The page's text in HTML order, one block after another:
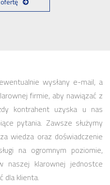
wysłany e-mail, a
firmie, aby nawiązać z
kontrahent uzyska u nas
pytania. Zawsze służymy
wiedza oraz doświadczenie
na ogromnym poziomie,
naszej klarownej jednostce
dla klienta.